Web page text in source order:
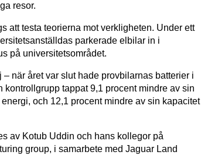
resor.
att testa teorierna mot verkligheten. Under ett
parkerade elbilar in i
på universitetsområdet.
– när året var slut hade provbilarnas batterier i
kontrollgrupp tappat 9,1 procent mindre av sin
och 12,1 procent mindre av sin kapacitet
av Kotub Uddin och hans kollegor på
group, i samarbete med Jaguar Land